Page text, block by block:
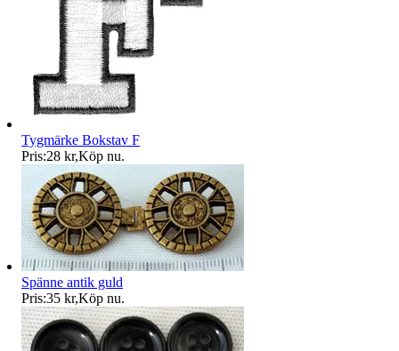
Tygmärke Bokstav F
Pris:28 kr,Köp nu.
Spänne antik guld
Pris:35 kr,Köp nu.